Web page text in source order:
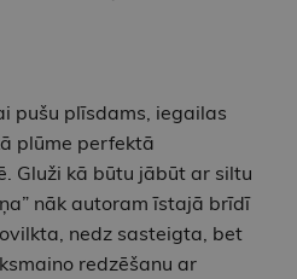
pušu plīsdams, iegailas
plūme perfektā
Gluži kā būtu jābūt ar siltu
nāk autoram īstajā brīdī
nedz sasteigta, bet
redzēšanu ar